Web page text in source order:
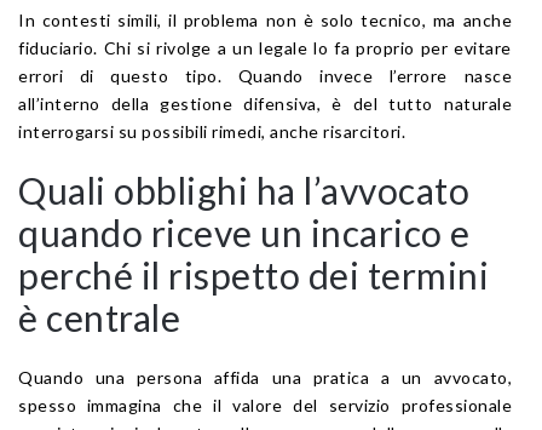
In contesti simili, il problema non è solo tecnico, ma anche
fiduciario. Chi si rivolge a un legale lo fa proprio per evitare
errori di questo tipo. Quando invece l’errore nasce
all’interno della gestione difensiva, è del tutto naturale
interrogarsi su possibili rimedi, anche risarcitori.
Quali obblighi ha l’avvocato
quando riceve un incarico e
perché il rispetto dei termini
è centrale
Quando una persona affida una pratica a un avvocato,
spesso immagina che il valore del servizio professionale